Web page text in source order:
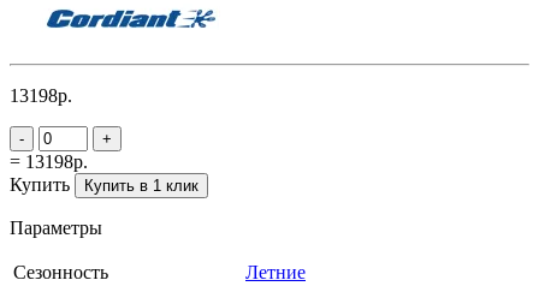
13198р.
- +
= 13198р.
Купить
Купить в 1 клик
Параметры
Сезонность
Летние